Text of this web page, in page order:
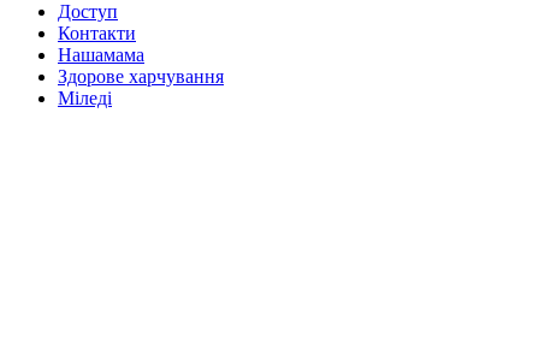
Доступ
Контакти
Нашамама
Здорове харчування
Міледі